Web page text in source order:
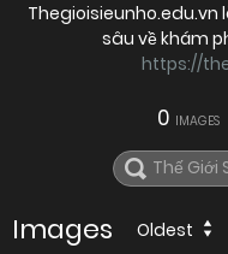
Thegioisieunho.edu.vn
sâu về khám
https://
0 IMAGES
Images Oldest